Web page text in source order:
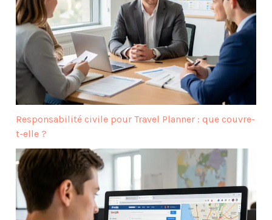
Responsabilité civile pour Travel Planner : que couvre-
t-elle ?